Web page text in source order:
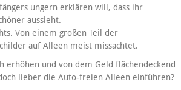
ungern erklären will, dass ihr
aussieht.
Von einem großen Teil der
auf Alleen meist missachtet.
und von dem Geld flächendeckend
lieber die Auto-freien Alleen einführen?